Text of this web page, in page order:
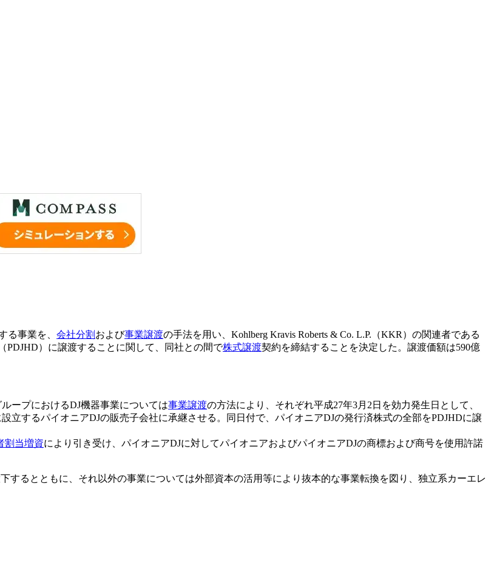
る事業を、 会社分割 および事業譲渡の手法を用い、Kohlberg Kravis Roberts & Co. L.P.（KKR）の関連者である
PDJHD）に譲渡することに関して、同社との間で株式譲渡契約を締結することを決定した。譲渡価額は590億
ープにおけるDJ機器事業については事業譲渡の方法により、それぞれ平成27年3月2日を効力発生日として、
立するパイオニアDJの販売子会社に承継させる。同日付で、パイオニアDJの発行済株式の全部をPDJHDに譲
割当増資により引き受け、パイオニアDJに対してパイオニアおよびパイオニアDJの商標および商号を使用許諾
するとともに、それ以外の事業については外部資本の活用等により抜本的な事業転換を図り、独立系カーエレ